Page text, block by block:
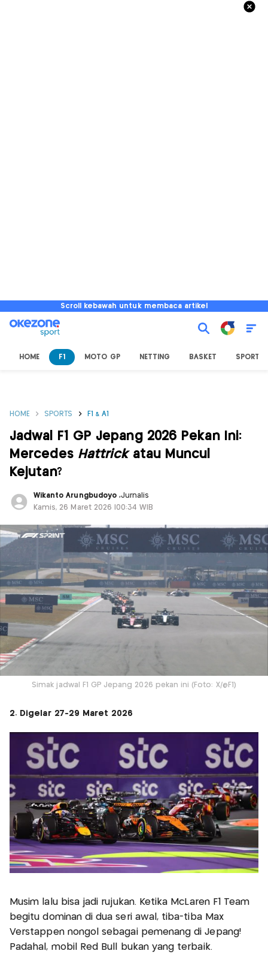
Scroll kebawah untuk membaca artikel
HOME F1 MOTO GP NETTING BASKET SPORT
HOME SPORTS F1 & A1
Jadwal F1 GP Jepang 2026 Pekan Ini:
Mercedes Hattrickatau Muncul
Kejutan?
Wikanto Arungbudoyo ,Jurnalis
Kamis, 26 Maret 2026 |00:34 WIB
Simak jadwal F1 GP Jepang 2026 pekan ini (Foto: X/@F1)
2. Digelar 27-29 Maret 2026
Musim lalu bisa jadi rujukan. Ketika McLaren F1 Team
begitu dominan di dua seri awal, tiba-tiba Max
Verstappen nongol sebagai pemenang di Jepang!
Padahal, mobil Red Bull bukan yang terbaik.